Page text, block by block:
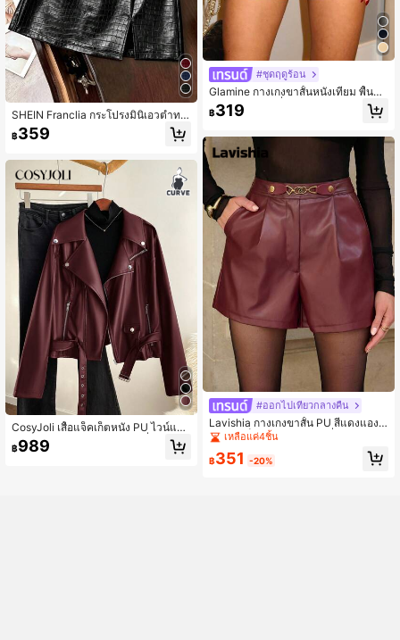
SHEIN Franclia กระโปรงมินิเอวต่ำทร
งสลิมฟิต, กระโปรงหนัง, ฤดูใบไม้ร่วง, สี
เบอร์กันดี, วันหยุด, การแสดงบนเวทีสำ
กระโปรงเบอร์กันดี, กระโปรงทรงเอ, กระ
โปรงลายจระเข้, กระโปรงหนังสีแดง
฿359
CosyJoli เสื้อแจ็คเก็ตหนัง PU ไวน์แดง
แขนยาวทรงหลวมลำลองแฟชั่นฤดูใบไ
ม้ร่วงและฤดูใบไม้ผลิสำหรับผู้หญิงไซส์ใ
฿989
#ชุดฤดูร้อน
Glamine กางเกงขาสั้นหนังเทียม พื้นสีพื้
นสำหรับผู้หญิงที่มีความหรูหรา
฿319
#ออกไปเที่ยวกลางคืน
Lavishia กางเกงขาสั้น PU สีแดงแองโ
กลาหัวเข็มขัดตกแต่ง, แฟชั่น
เหลือแค่4ชิ้น
฿351 -20%